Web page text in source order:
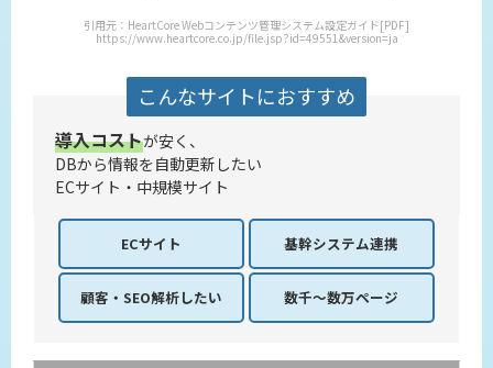
引用元：HeartCore Webコンテンツ管理システム設定ガイド[PDF]
https://www.heartcore.co.jp/file.jsp?id=49551&version=ja
こんなサイトにおすすめ
導入コストが安く、
DBから情報を自動更新したい
ECサイト・中規模サイト
ECサイト 基幹システム連携
顧客・SEO解析したい 数千～数万ページ